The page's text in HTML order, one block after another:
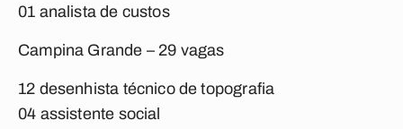
01 analista de custos
Campina Grande – 29 vagas
12 desenhista técnico de topografia
04 assistente social